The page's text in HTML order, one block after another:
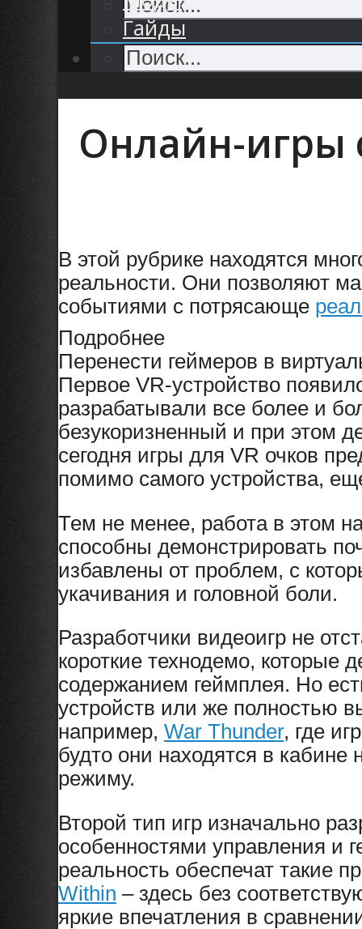
Гайды
Онлайн-игры
В этой рубрике находятся
реальности. Они позволяют
событиями с потрясающе
Подробнее
Перенести геймеров в
Первое VR-устройство
разрабатывали все более и
безукоризненный и при этом
сегодня игры для VR очков
помимо самого устройства,
Тем не менее, работа в этом
способны демонстрировать
избавлены от проблем, с
укачивания и головной боли.
Разработчики видеоигр не
короткие технодемо, которые
содержанием геймплея. Но
устройств или же полностью
например, War Thunder, где
будто они находятся в кабине
режиму.
Второй тип игр изначально
особенностями управления и
реальность обеспечат такие
Within – здесь без
яркие впечатления в